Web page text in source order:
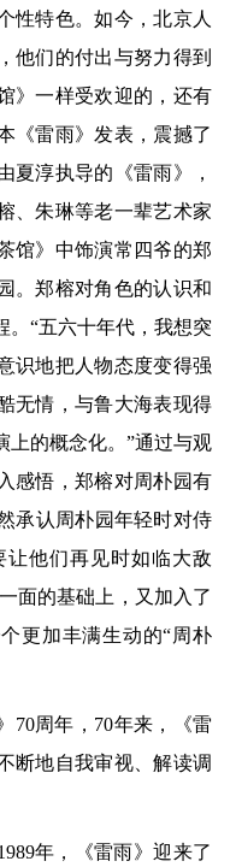
性特色。如今，北京人
他们的付出与努力得到
》一样受欢迎的，还有
《雷雨》发表，震撼了
夏淳执导的《雷雨》，
、朱琳等老一辈艺术家
馆》中饰演常四爷的郑
。郑榕对角色的认识和
。“五六十年代，我想突
识地把人物态度变得强
无情，与鲁大海表现得
上的概念化。”通过与观
感悟，郑榕对周朴园有
承认周朴园年轻时对侍
他们再见时如临大敌
面的基础上，又加入了
更加丰满生动的“周朴
70周年，70年来，《雷
断地自我审视、解读调
年，《雷雨》迎来了